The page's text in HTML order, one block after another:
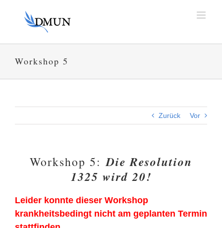
Workshop 5
Zurück Vor
Workshop 5:Die Resolution
1325 wird 20!
Leider konnte dieser Workshop
krankheitsbedingt nicht am geplanten Termin